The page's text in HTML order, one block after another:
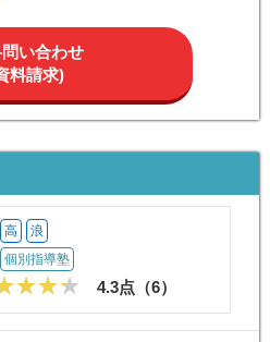
い合わせ
料請求)
高 浪
個別指導塾
4.3点（6）